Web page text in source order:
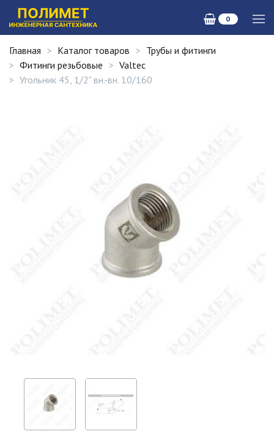
0
Главная Каталог товаров
Трубы и фитинги
Фитинги резьбовые
Valtec
Угольник 45, 1/2" вн.-вн. 10/160